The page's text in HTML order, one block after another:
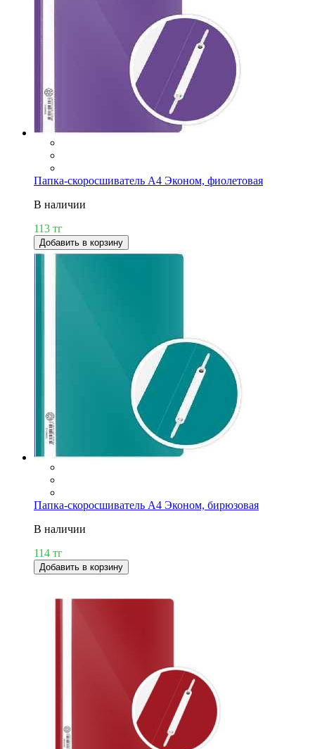
Папка-скоросшиватель А4 Эконом, фиолетовая
В наличии
113 тг
Добавить в корзину
Папка-скоросшиватель А4 Эконом, бирюзовая
В наличии
114 тг
Добавить в корзину